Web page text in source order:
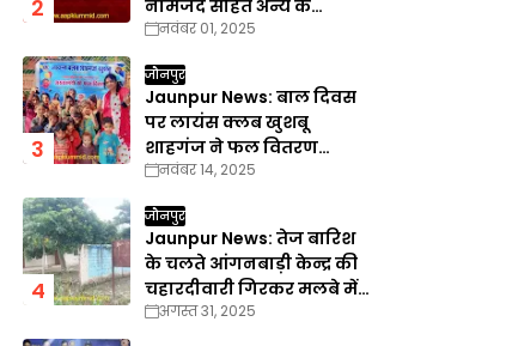
नामजद सहित अन्य के
खिलाफ गैरइरादतन हत्या का
नवंबर 01, 2025
जौनपुर
Jaunpur News: बाल दिवस
पर लायंस क्लब खुशबू
शाहगंज ने फल वितरण
कार्यक्रम का किया आयोजन
नवंबर 14, 2025
जौनपुर
Jaunpur News: तेज बारिश
के चलते आंगनबाड़ी केन्द्र की
चहारदीवारी गिरकर मलबे में
तब्दील
अगस्त 31, 2025